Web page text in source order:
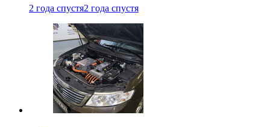
2 года спустя2 года спустя